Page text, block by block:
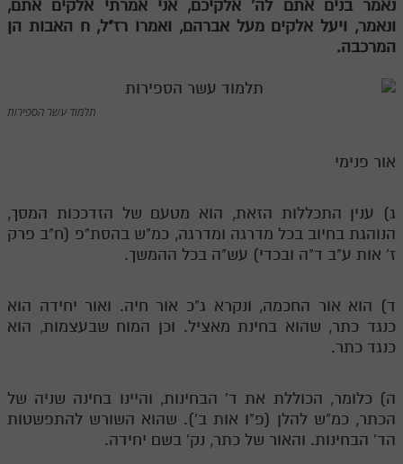
תלמוד עשר הספירות חלק יד
תלמוד עשר הספירות חלק טו
תלמוד עשר הספירות חלק טז
בעל הסולם
אתר הבית
דף היומי בזוהר הקדוש
נאמר בנים אתם לה' אלקיכם, אני אמרתי אלקים אתם,
ונאמר, ויעל אלקים מעל אברהם, ואמרו רז"ל,ח האבות הן
המרכבה.
תלמוד עשר הספירות
אור פנימי
ג) ענין התכללות הזאת, הוא מטעם של הזדככות המסך,
הנוהגת בחיוב בכל מדרגה ומדרגה, כמ"ש בהסת"פ (ח"ב פרק
ז' אות ע"ב ד"ה ובכדי) עש"ה בכל ההמשך.
ד) הוא אור החכמה, ונקרא ג"כ אור חיה. ואור יחידה הוא
כנגד כתר, שהוא בחינת מאציל. וכן המוח שבעצמות, הוא
כנגד כתר.
ה) כלומר, הכוללת את ד' הבחינות, והיינו בחינה שניה של
הכתר, כמ"ש להלן (פ"ו אות ב'). שהוא השורש להתפשטות
הד' הבחינות. והאור של כתר, נק' בשם יחידה.